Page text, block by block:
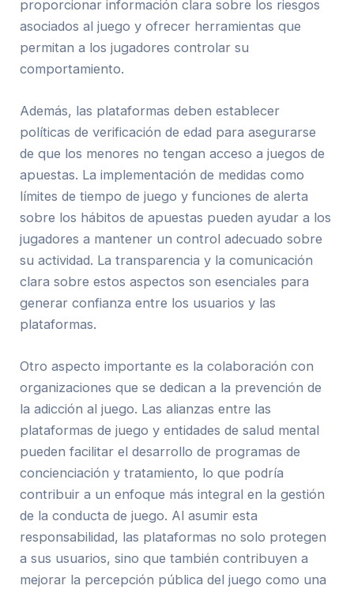
proporcionar información clara sobre los riesgos
asociados al juego y ofrecer herramientas que
permitan a los jugadores controlar su
comportamiento.
Además, las plataformas deben establecer
políticas de verificación de edad para asegurarse
de que los menores no tengan acceso a juegos de
apuestas. La implementación de medidas como
límites de tiempo de juego y funciones de alerta
sobre los hábitos de apuestas pueden ayudar a los
jugadores a mantener un control adecuado sobre
su actividad. La transparencia y la comunicación
clara sobre estos aspectos son esenciales para
generar confianza entre los usuarios y las
plataformas.
Otro aspecto importante es la colaboración con
organizaciones que se dedican a la prevención de
la adicción al juego. Las alianzas entre las
plataformas de juego y entidades de salud mental
pueden facilitar el desarrollo de programas de
concienciación y tratamiento, lo que podría
contribuir a un enfoque más integral en la gestión
de la conducta de juego. Al asumir esta
responsabilidad, las plataformas no solo protegen
a sus usuarios, sino que también contribuyen a
mejorar la percepción pública del juego como una